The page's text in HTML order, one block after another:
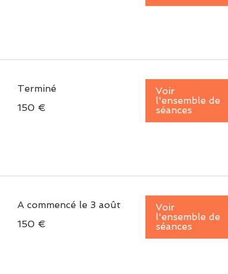
Terminé
euros
150 €
Voir
l'ensemble de
séances
A commencé le 3 août
euros
150 €
Voir
l'ensemble de
séances